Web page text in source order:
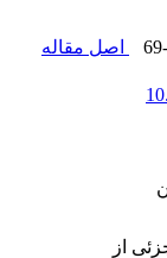
اصل مقاله
از